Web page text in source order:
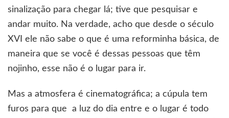
sinalização para chegar lá; tive que pesquisar e
andar muito. Na verdade, acho que desde o século
XVI ele não sabe o que é uma reforminha básica, de
maneira que se você é dessas pessoas que têm
nojinho, esse não é o lugar para ir.
Mas a atmosfera é cinematográfica; a cúpula tem
furos para que a luz do dia entre e o lugar é todo